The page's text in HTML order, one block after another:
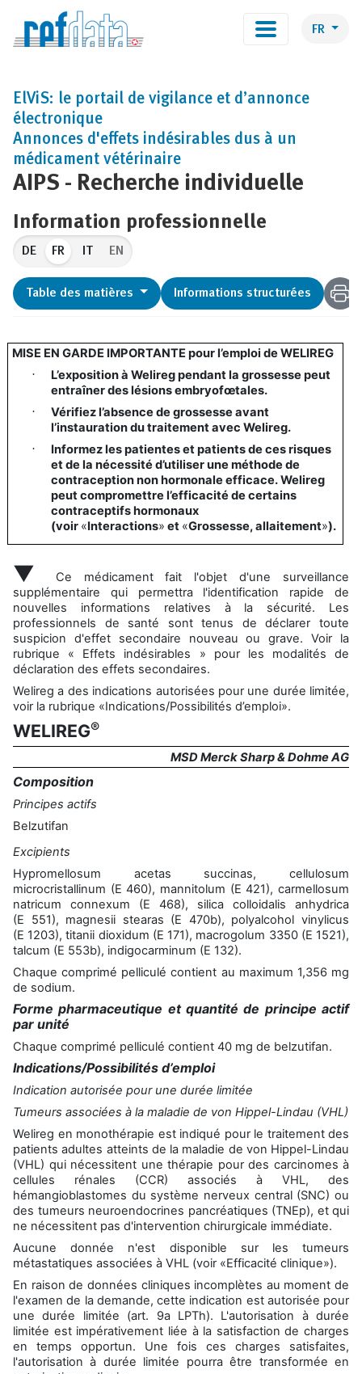
FR
AIPS - Recherche individuelle
ElViS: le portail de vigilance et d’annonce
électronique
Annonces d'effets indésirables dus à un
médicament vétérinaire
Information professionnelle
FR EN
Table des matières Informations structurées